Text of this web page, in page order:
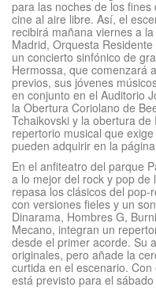
para las noches de los
cine al aire libre. Así, el
recibirá mañana viernes a
Madrid, Orquesta
un concierto sinfónico de
Hermossa, que comenzará
previos, sus jóvenes
en conjunto en el Auditorio
la Obertura Coriolano de
Tchaikovski y la obertura
repertorio musical que
pueden adquirir en la
En el anfiteatro del parque
a lo mejor del rock y pop de
repasa los clásicos del
con versiones fieles y un
Dinarama, Hombres G,
Mecano, integran un
desde el primer acorde. Su
originales, pero añade la
curtida en el escenario.
está previsto para el